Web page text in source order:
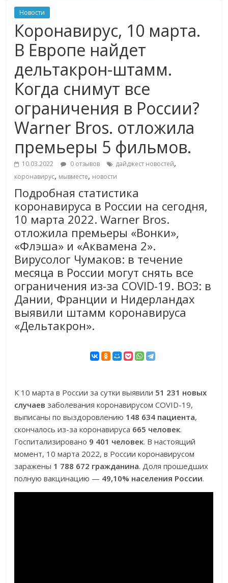
Новости
Коронавирус, 10 марта.
В Европе найдет
дельтакрон-штамм.
Когда снимут все
ограничения в России?
Warner Bros. отложила
премьеры 5 фильмов.
10.03.2022 0 отзывов дайджест новостей,
коронавирус, мывместе, новости
Подробная статистика
коронавируса в России на сегодня,
10 марта 2022. Warner Bros.
отложила премьеры «Вонки»,
«Флэша» и «Аквамена 2».
Вирусолог Чумаков: в течение
месяца в России могут снять все
ограничения из-за COVID-19. ВОЗ: в
Дании, Франции и Нидерландах
выявили штамм коронавируса
«Дельтакрон».
К 10 марта в России за сутки выявили 51 231 новых
случаев заболевания коронавирусом COVID-19,
выписаны по выздоровлению 148 634 пациента,
скончалось из-за коронавируса 665 человек.
Госпитализировано 9 401 человек. В настоящий
момент, 10 марта 2022, в России коронавирусом
заражены 1 788 672 гражданина. Доля прошедших
полную вакцинацию — 49,10% населения России.